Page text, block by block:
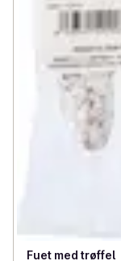
Fuet med trøffel